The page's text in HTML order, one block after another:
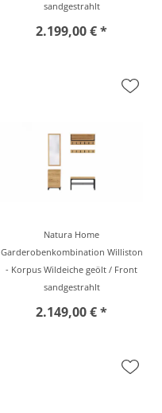
sandgestrahlt
2.199,00 € *
Natura Home
Garderobenkombination Williston
- Korpus Wildeiche geölt / Front
sandgestrahlt
2.149,00 € *